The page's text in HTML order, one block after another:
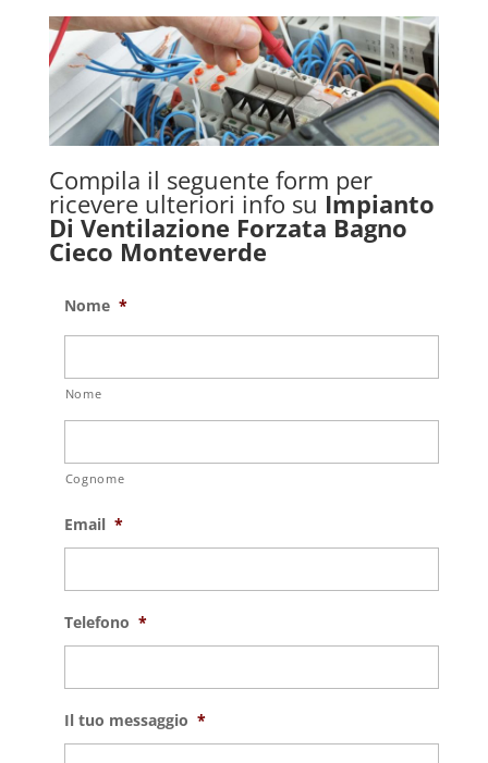
Compila il seguente form per
ricevere ulteriori info su Impianto
Di Ventilazione Forzata Bagno
Cieco Monteverde
Nome *
Nome
Cognome
Email *
Telefono *
Il tuo messaggio *